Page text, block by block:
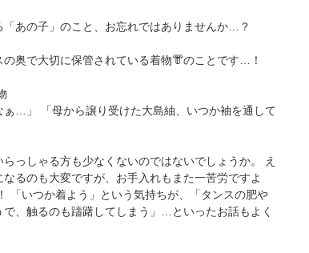
あの子」のこと、お忘れではありませんか…？
奥で大切に保管されている着物👘のことです…！
ぁ…」 「母から譲り受けた大島紬、いつか袖を通して
っしゃる方も少なくないのではないでしょうか。 え
るのも大変ですが、お手入れもまた一苦労ですよ
「いつか着よう」という気持ちが、「タンスの肥や
、触るのも躊躇してしまう」…といったお話もよく